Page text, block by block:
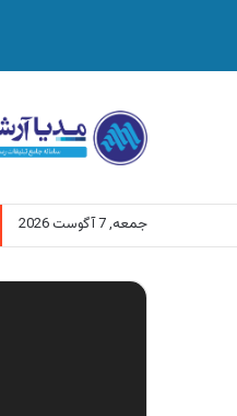
جمعه, 7 آگوست 2026
نمایشگر
ویدیو